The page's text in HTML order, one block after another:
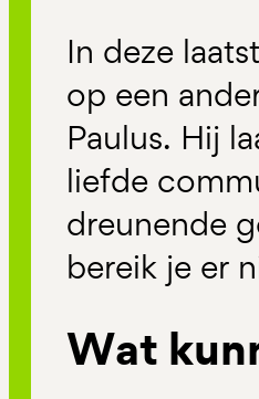
In deze
op een
Paulus. Hij
liefde
dreunende
bereik je er
Wat